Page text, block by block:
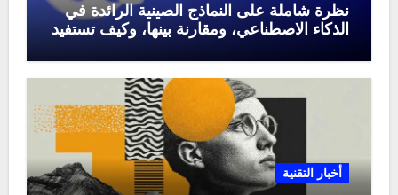
نظرة شاملة على النماذج الصينية الرائدة في
الذكاء الاصطناعي، ومقارنة بينها، وكيف تستفيد
أخبار التقنية